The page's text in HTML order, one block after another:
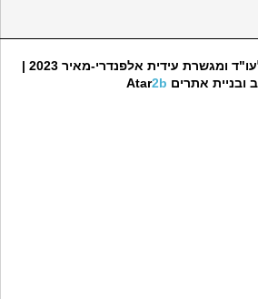
ומגשרת עידית אלפנדרי-מאיר 2023 |
ובניית אתרים
Atar2b